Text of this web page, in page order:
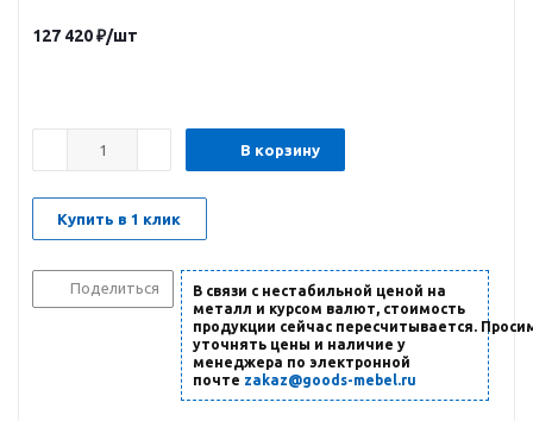
127 420₽/шт
В корзину
Купить в 1 клик
Поделиться
В связи с нестабильной ценой на
металл и курсом валют, стоимость
продукции сейчас пересчитывается.
уточнять цены и наличие у
менеджера по электронной
почте zakaz@goods-mebel.ru